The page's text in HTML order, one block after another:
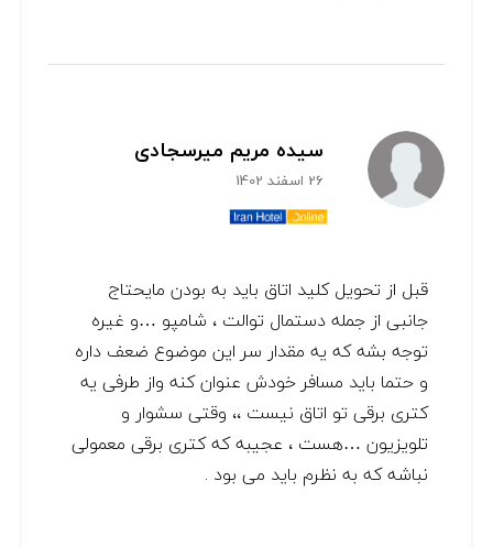
سیده مریم میرسجادی
26 اسفند 1402
قبل از تحویل کلید اتاق باید به بودن مایحتاج
جانبی از جمله دستمال توالت ، شامپو …و غیره
توجه بشه که یه مقدار سر این موضوع ضعف داره
و حتما باید مسافر خودش عنوان کنه واز طرفی یه
کتری برقی تو اتاق نیست ،، وقتی سشوار و
تلویزیون …هست ، عجیبه که کتری برقی معمولی
نباشه که به نظرم باید می بود .